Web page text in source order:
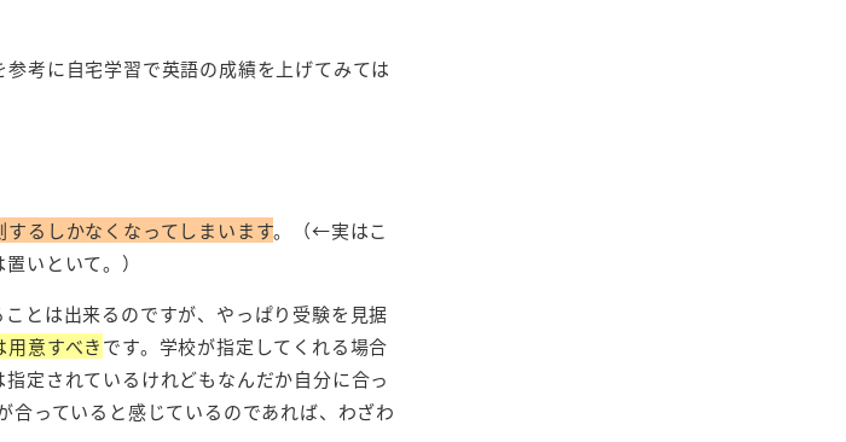
考に自宅学習で英語の成績を上げてみては
るしかなくなってしまいます。（←実はこ
いといて。）
とは出来るのですが、やっぱり受験を見据
意すべきです。学校が指定してくれる場合
定されているけれどもなんだか自分に合っ
っていると感じているのであれば、わざわ